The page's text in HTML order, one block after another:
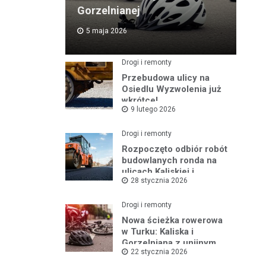
Gorzelnianej
5 maja 2026
Drogi i remonty
Przebudowa ulicy na
Osiedlu Wyzwolenia już
wkrótce!
9 lutego 2026
Drogi i remonty
Rozpoczęto odbiór robót
budowlanych ronda na
ulicach Kaliskiej i
Młodych
28 stycznia 2026
Drogi i remonty
Nowa ścieżka rowerowa
w Turku: Kaliska i
Gorzelniana z unijnym
wsparciem
22 stycznia 2026